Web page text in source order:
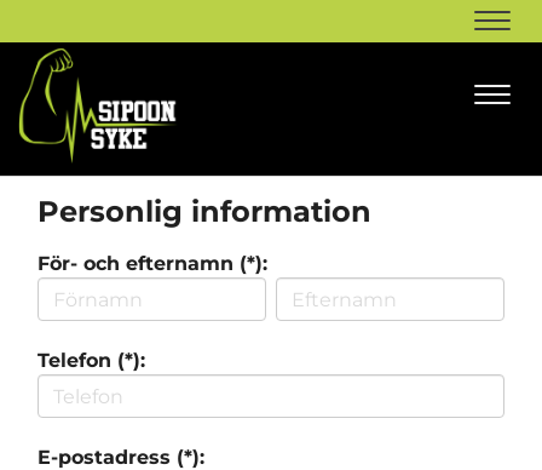
Personlig information
För- och efternamn (*):
Telefon (*):
E-postadress (*):